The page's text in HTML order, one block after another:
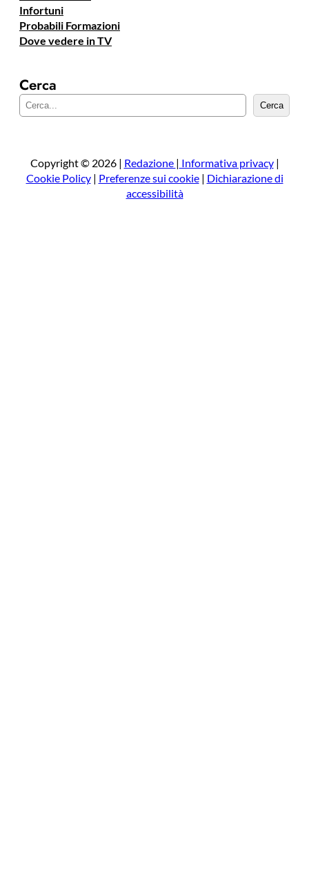
Infortuni
Probabili Formazioni
Dove vedere in TV
Cerca
e
a
Cerca
Copyright © 2026 | Redazione | Informativa privacy|
Cookie Policy| Preferenze sui cookie| Dichiarazione di
accessibilità